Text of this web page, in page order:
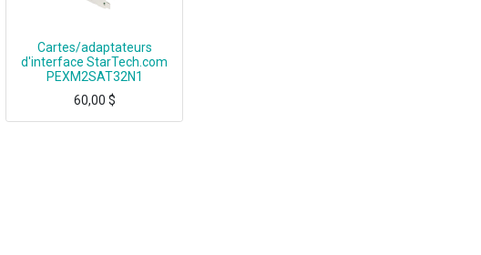
Cartes/adaptateurs
d'interface StarTech.com
PEXM2SAT32N1
60,00 $